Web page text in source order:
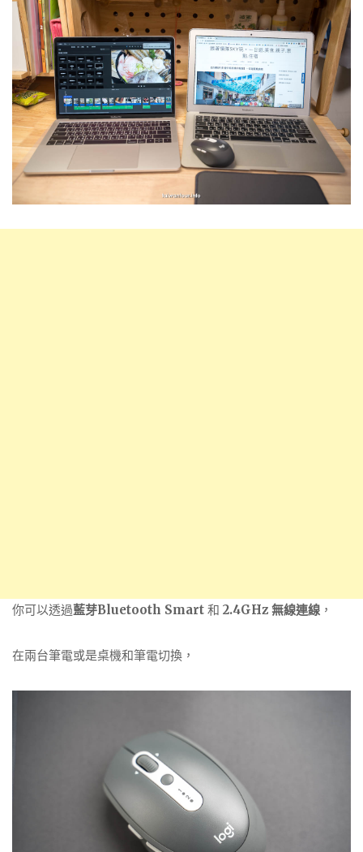
你可以透過藍芽Bluetooth Smart 和 2.4GHz 無線連線 ，
在兩台筆電或是桌機和筆電切換，